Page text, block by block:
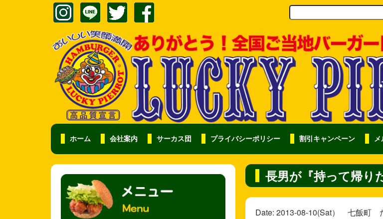
ホーム 会社案内 サーカス団 プライバシーポリシー 割引キャンペーン メ
長男が『持って帰り
Date: 2013-08-10(Sat） 七飯町